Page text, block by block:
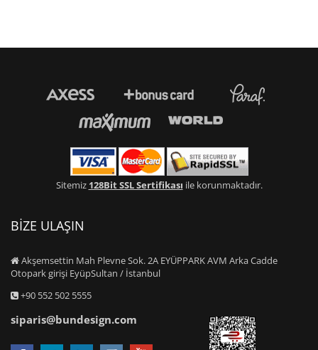
Sitemiz 128Bit SSL Sertifikası ile korunmaktadır.
BİZE ULAŞIN
Akşemsettin Mah Plevne Sok. 2A EYÜPPARK AVM Arka Cadde
Otopark girişi EyüpSultan / İstanbul
+90 552 502 5555
siparis@bundesign.com